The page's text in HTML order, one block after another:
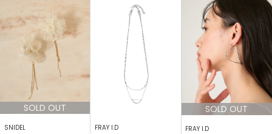
SNIDEL FRAY I.D FRAY I.D